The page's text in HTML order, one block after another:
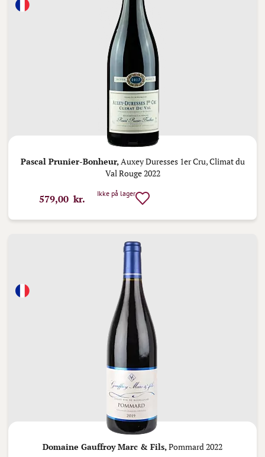
Pascal Prunier-Bonheur, Auxey Duresses 1er Cru, Climat du
Val Rouge 2022
579,00 kr. Ikke på lager
Domaine Gauffroy Marc & Fils,Pommard 2022